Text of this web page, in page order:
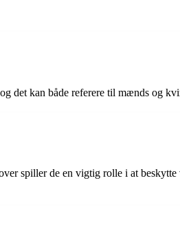
det kan både referere til mænds og
spiller de en vigtig rolle i at